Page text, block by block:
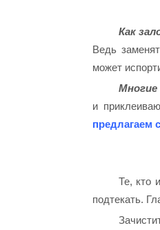
Как
Ведь
может
и
предлагаем
Те, кто
подтекать.